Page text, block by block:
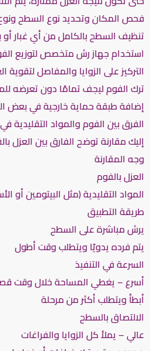
فحص المكان وتحديد نوع السطح
تنظيف السطح بالكامل من أي غبار أو
استخدام جهاز رش متخصص لتوزيع
التركيز على الزوايا والمفاصل لتقوية
ترك الفوم ليجف تمامًا دون تعرضه
إضافة طبقة حماية خارجية في بعض
الفرق بين الفوم والمواد التقليدية
إليك مقارنة توضح الفارق بين العزل
وجه المقارنة
العزل بالفوم
المواد التقليدية (مثل البيتومين أو
طريقة التطبيق
يرش مباشرة على السطح
يتم فرده يدويًا ويتطلب وقت أطول
السرعة في التنفيذ
أسرع – يغطي المساحة خلال وقت
أبطأ ويتطلب أكثر من مرحلة
الالتصاق بالسطح
عالي – يملأ كل الزوايا والفراغات